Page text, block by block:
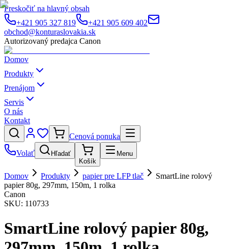
Preskočiť na hlavný obsah
+421 905 327 819
+421 905 609 402
obchod@konturaslovakia.sk
Autorizovaný predajca Canon
Domov
Produkty
Prenájom
Servis
O nás
Kontakt
Cenová ponuka
Volať
Hľadať
Košík
Menu
Domov Produkty papier pre LFP tlač
SmartLine rolový
papier 80g, 297mm, 150m, 1 rolka
Canon
SKU: 110733
SmartLine rolový papier 80g,